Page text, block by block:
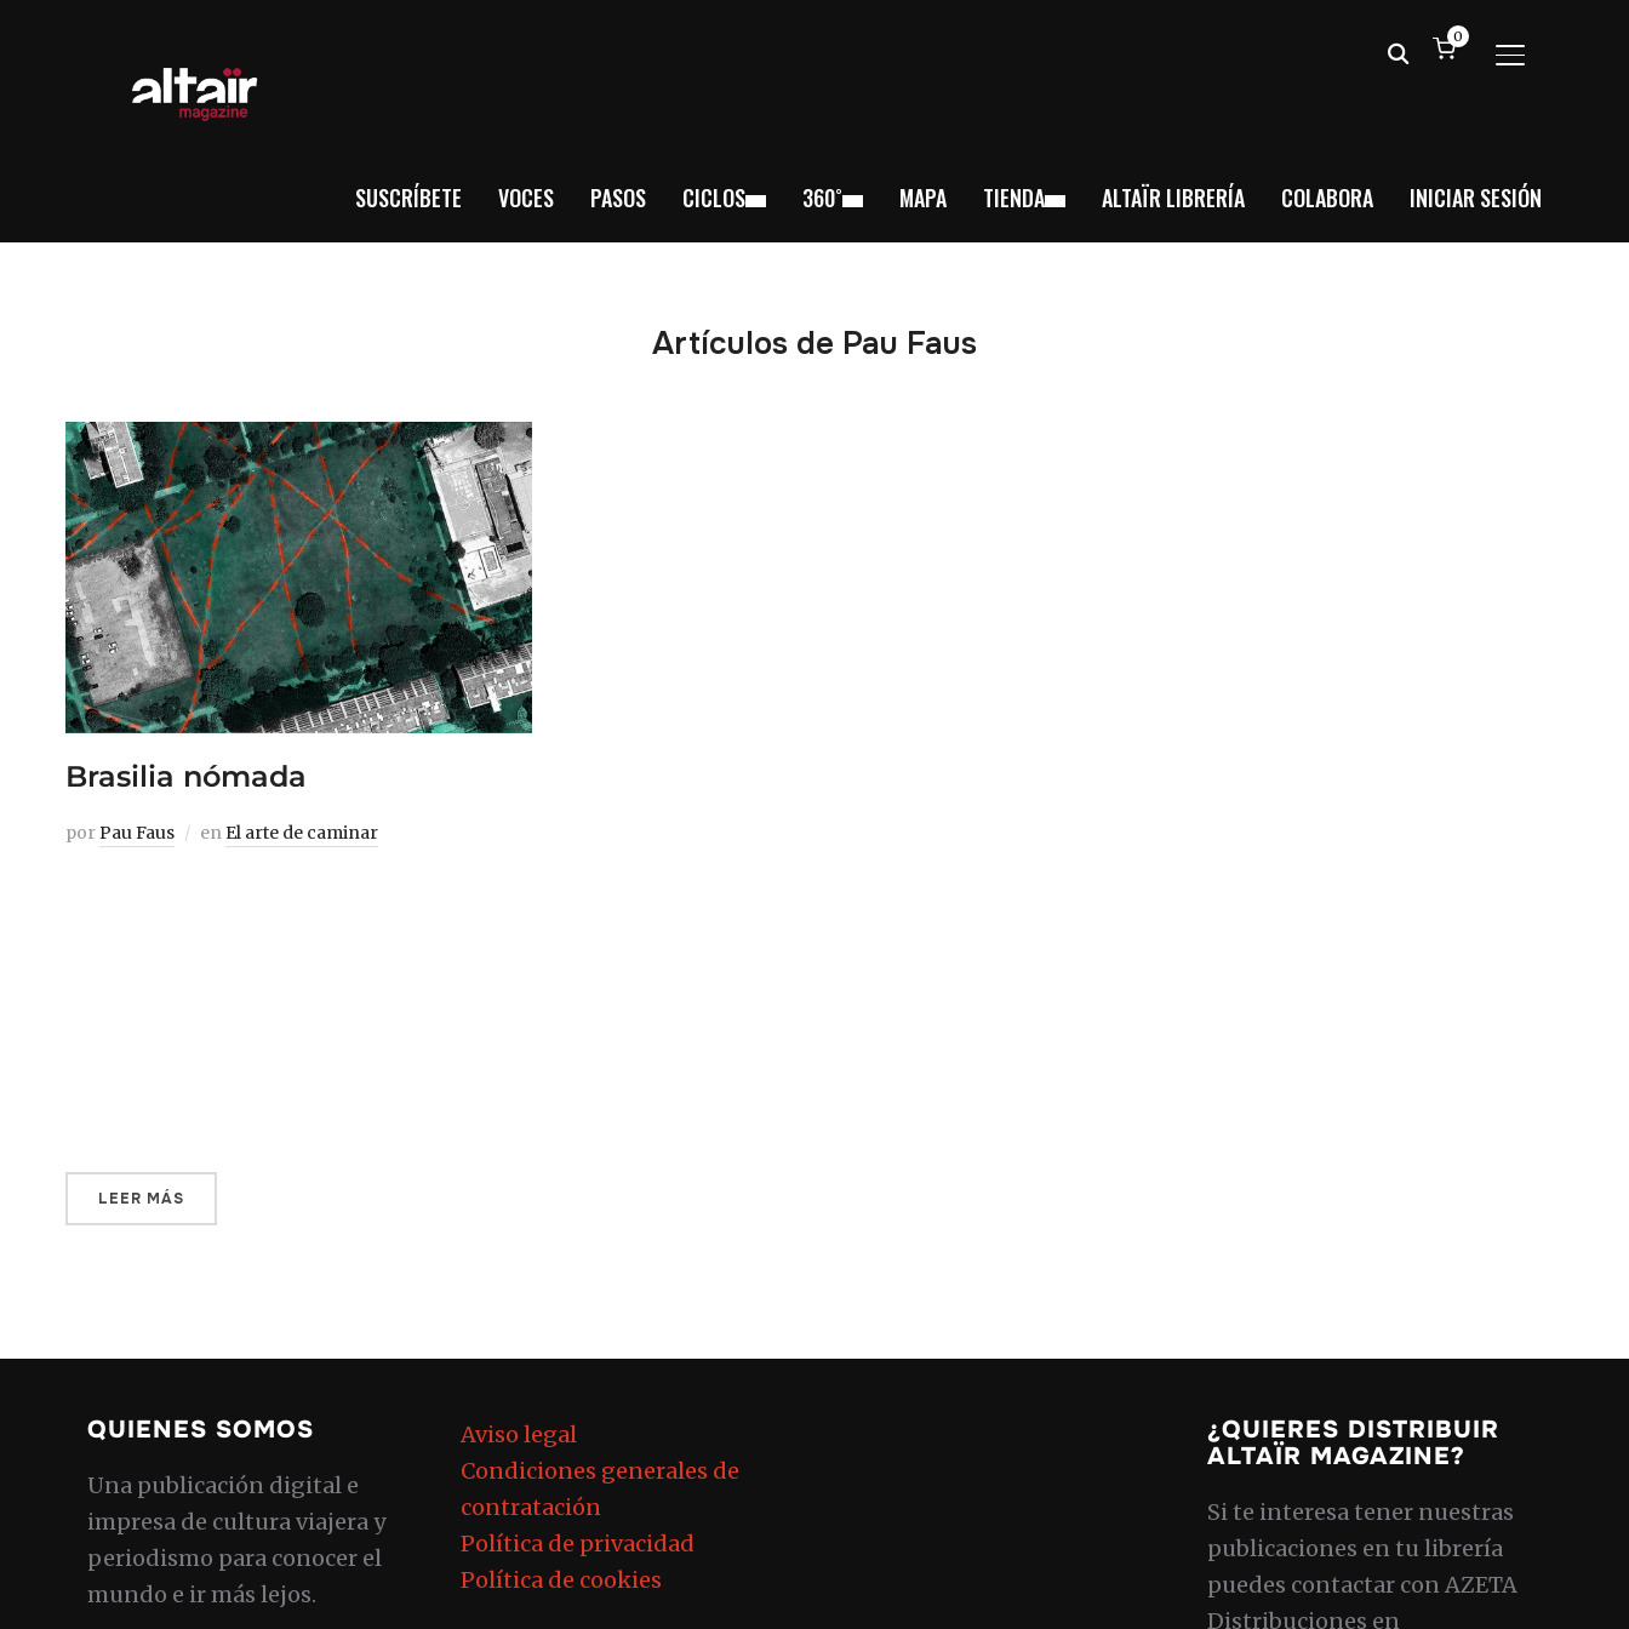
ALTERNAR
0
SUSCRÍBETE VOCES PASOS CICLOS 360˚ MAPA TIENDA ALTAÏR LIBRERÍA COLABORA INICIAR SESIÓN
Artículos de Pau Faus
Brasilia nómada
porPau Faus en El arte de caminar
LEER MÁS
QUIENES SOMOS
Una publicación digital e
impresa de cultura viajera y
periodismo para conocer el
mundo e ir más lejos.
Aviso legal
Condiciones generales de
contratación
Política de privacidad
Política de cookies
¿QUIERES DISTRIBUIR
ALTAÏR MAGAZINE?
Si te interesa tener nuestras
publicaciones en tu librería
puedes contactar con AZETA
Distribuciones en